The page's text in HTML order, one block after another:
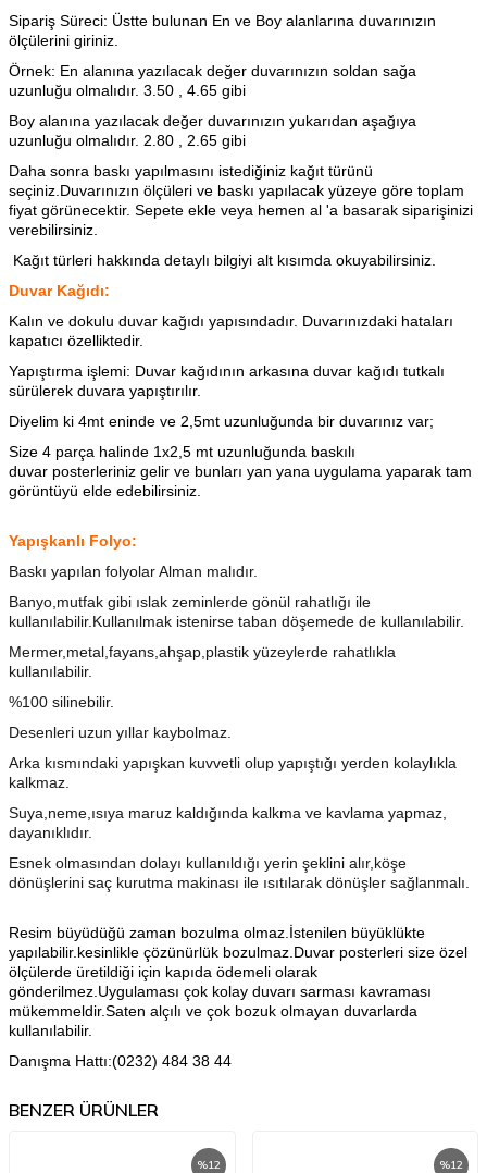
Sipariş Süreci: Üstte bulunan En ve Boy alanlarına duvarınızın
ölçülerini giriniz.
Örnek: En alanına yazılacak değer duvarınızın soldan sağa
uzunluğu olmalıdır. 3.50 , 4.65 gibi
Boy alanına yazılacak değer duvarınızın yukarıdan aşağıya
uzunluğu olmalıdır. 2.80 , 2.65 gibi
Daha sonra baskı yapılmasını istediğiniz kağıt türünü
seçiniz.Duvarınızın ölçüleri ve baskı yapılacak yüzeye göre toplam
fiyat görünecektir. Sepete ekle veya hemen al 'a basarak siparişinizi
verebilirsiniz.
Kağıt türleri hakkında detaylı bilgiyi alt kısımda okuyabilirsiniz.
Duvar Kağıdı:
Kalın ve dokulu duvar kağıdı yapısındadır. Duvarınızdaki hataları
kapatıcı özelliktedir.
Yapıştırma işlemi: Duvar kağıdının arkasına duvar kağıdı tutkalı
sürülerek duvara yapıştırılır.
Diyelim ki 4mt eninde ve 2,5mt uzunluğunda bir duvarınız var;
Size 4 parça halinde 1x2,5 mt uzunluğunda baskılı
duvar posterleriniz gelir ve bunları yan yana uygulama yaparak tam
görüntüyü elde edebilirsiniz.
Yapışkanlı Folyo:
Baskı yapılan folyolar Alman malıdır.
Banyo,mutfak gibi ıslak zeminlerde gönül rahatlığı ile
kullanılabilir.Kullanılmak istenirse taban döşemede de kullanılabilir.
Mermer,metal,fayans,ahşap,plastik yüzeylerde rahatlıkla
kullanılabilir.
%100 silinebilir.
Desenleri uzun yıllar kaybolmaz.
Arka kısmındaki yapışkan kuvvetli olup yapıştığı yerden kolaylıkla
kalkmaz.
Suya,neme,ısıya maruz kaldığında kalkma ve kavlama yapmaz,
dayanıklıdır.
Esnek olmasından dolayı kullanıldığı yerin şeklini alır,köşe
dönüşlerini saç kurutma makinası ile ısıtılarak dönüşler sağlanmalı.
Resim büyüdüğü zaman bozulma olmaz.İstenilen büyüklükte
yapılabilir.kesinlikle çözünürlük bozulmaz.Duvar posterleri size özel
ölçülerde üretildiği için kapıda ödemeli olarak
gönderilmez.Uygulaması çok kolay duvarı sarması kavraması
mükemmeldir.Saten alçılı ve çok bozuk olmayan duvarlarda
kullanılabilir.
Danışma Hattı:(0232) 484 38 44
BENZER ÜRÜNLER
%12 %12